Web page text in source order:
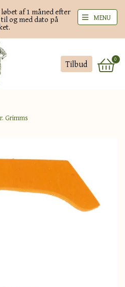
af 1 måned efter
og med dato på
Tilbud 0
MENU
Grimms